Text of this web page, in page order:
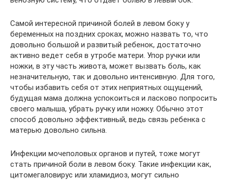
Самой интересной причиной болей в левом боку у
беременных на поздних сроках, можно назвать то, что
довольно большой и развитый ребенок, достаточно
активно ведет себя в утробе матери. Упор ручки или
ножки, в эту часть живота, может вызвать боль, как
незначительную, так и довольно интенсивную. Для того,
чтобы избавить себя от этих неприятных ощущений,
будущая мама должна успокоиться и ласково попросить
своего малыша, убрать ручку или ножку. Обычно этот
способ довольно эффективный, ведь связь ребенка с
матерью довольно сильна.
Инфекции мочеполовых органов и путей, тоже могут
стать причиной боли в левом боку. Такие инфекции как,
цитомегаловирус или хламидиоз, могут сильно